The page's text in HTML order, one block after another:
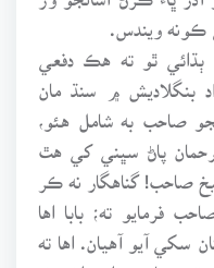
ڪونه ويندس.
ٻڌائي ٿو ته هڪ دفعي
بنگلاديش ۾ سنڌ مان
صاحب به شامل هئو،
پاڻ سڀني کي هٿ
صاحب! گناهگار نه ڪر
فرمايو ته؛ بابا اها
سکي آيو آهيان. اها ته
توهان ته اعتراض نه